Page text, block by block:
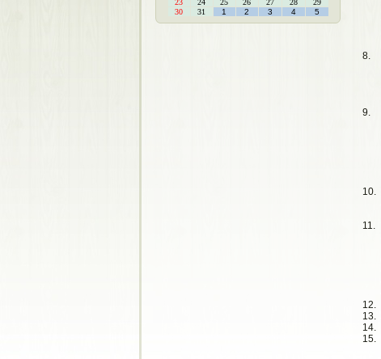
23
24 25 26 27 28
29
30
31 1 2 3 4 5
8.
9.
10.
11.
12.
13.
14.
15.